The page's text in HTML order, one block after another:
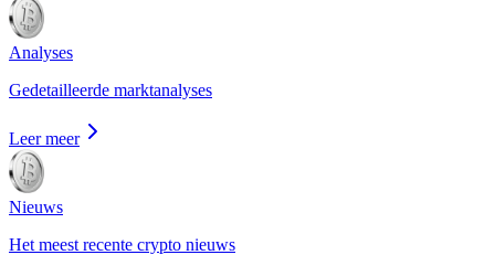
Analyses
Gedetailleerde marktanalyses
Leer meer
Nieuws
Het meest recente crypto nieuws